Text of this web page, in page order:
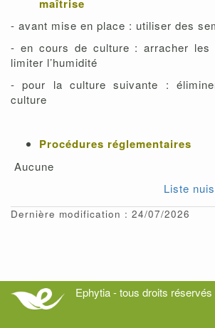
maîtrise
- avant mise en place : utiliser des
- en cours de culture : arracher les
limiter l’humidité
- pour la culture suivante :
culture
Procédures réglementaires
Aucune
Liste
Dernière modification : 24/07/2026
Ephytia - tous droits réservés